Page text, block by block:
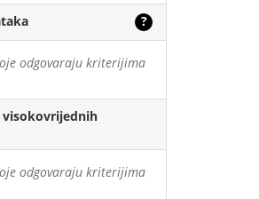
?
odgovaraju kriterijima
visokovrijednih
odgovaraju kriterijima